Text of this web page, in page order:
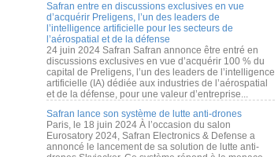
Safran entre en discussions exclusives en vue
d’acquérir Preligens, l’un des leaders de
l’intelligence artificielle pour les secteurs de
l’aérospatial et de la défense
24 juin 2024 Safran Safran annonce être entré en
discussions exclusives en vue d’acquérir 100 % du
capital de Preligens, l’un des leaders de l’intelligence
artificielle (IA) dédiée aux industries de l’aérospatial
et de la défense, pour une valeur d’entreprise...
Safran lance son système de lutte anti-drones
Paris, le 18 juin 2024 À l’occasion du salon
Eurosatory 2024, Safran Electronics & Defense a
annoncé le lancement de sa solution de lutte anti-